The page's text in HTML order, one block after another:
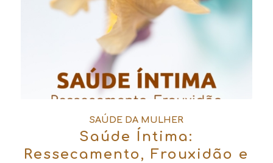
SAÚDE DA MULHER
Saúde Íntima:
Ressecamento, Frouxidão e